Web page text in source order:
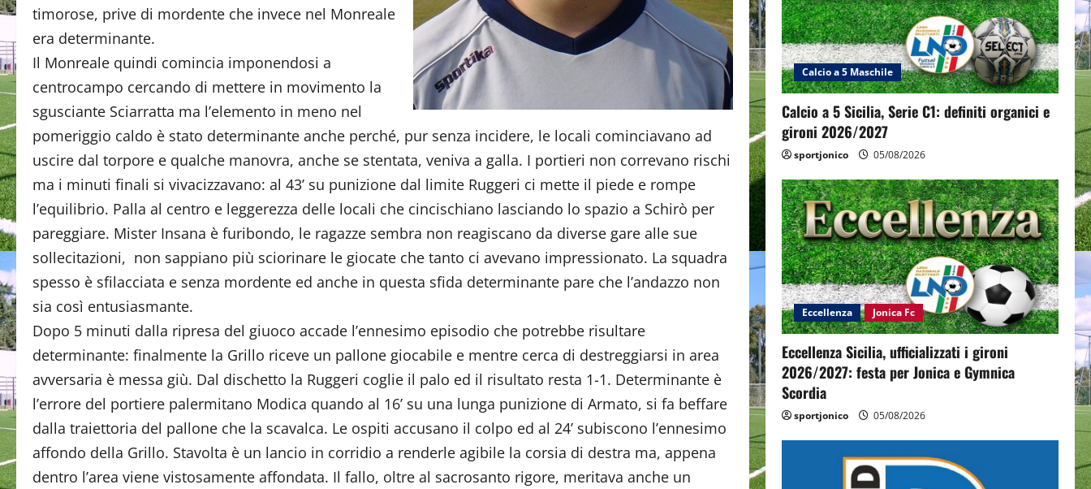
timorose, prive di mordente che invece nel Monreale
era determinante.
Il Monreale quindi comincia imponendosi a
centrocampo cercando di mettere in movimento la
sgusciante Sciarratta ma l’elemento in meno nel
pomeriggio caldo è stato determinante anche perché, pur senza incidere, le locali cominciavano ad
uscire dal torpore e qualche manovra, anche se stentata, veniva a galla. I portieri non correvano rischi
ma i minuti finali si vivacizzavano: al 43’ su punizione dal limite Ruggeri ci mette il piede e rompe
l’equilibrio. Palla al centro e leggerezza delle locali che cincischiano lasciando lo spazio a Schirò per
pareggiare. Mister Insana è furibondo, le ragazze sembra non reagiscano da diverse gare alle sue
sollecitazioni, non sappiano più sciorinare le giocate che tanto ci avevano impressionato. La squadra
spesso è sfilacciata e senza mordente ed anche in questa sfida determinante pare che l’andazzo non
sia così entusiasmante.
Dopo 5 minuti dalla ripresa del giuoco accade l’ennesimo episodio che potrebbe risultare
determinante: finalmente la Grillo riceve un pallone giocabile e mentre cerca di destreggiarsi in area
avversaria è messa giù. Dal dischetto la Ruggeri coglie il palo ed il risultato resta 1-1. Determinante è
l’errore del portiere palermitano Modica quando al 16’ su una lunga punizione di Armato, si fa beffare
dalla traiettoria del pallone che la scavalca. Le ospiti accusano il colpo ed al 24’ subiscono l’ennesimo
affondo della Grillo. Stavolta è un lancio in corridio a renderle agibile la corsia di destra ma, appena
dentro l’area viene vistosamente affondata. Il fallo, oltre al sacrosanto rigore, meritava anche un
Calcio a 5 Maschile
Calcio a 5 Sicilia, Serie C1: definiti organici e
gironi 2026/2027
sportjonico 05/08/2026
Eccellenza Jonica Fc
Eccellenza Sicilia, ufficializzati i gironi
2026/2027: festa per Jonica e Gymnica
Scordia
sportjonico 05/08/2026